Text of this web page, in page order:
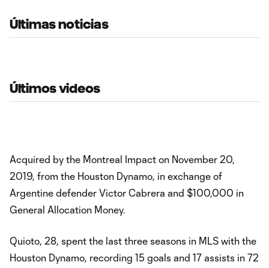
Últimas noticias
Últimos videos
Acquired by the Montreal Impact on November 20,
2019, from the Houston Dynamo, in exchange of
Argentine defender Victor Cabrera and $100,000 in
General Allocation Money.
Quioto, 28, spent the last three seasons in MLS with the
Houston Dynamo, recording 15 goals and 17 assists in 72